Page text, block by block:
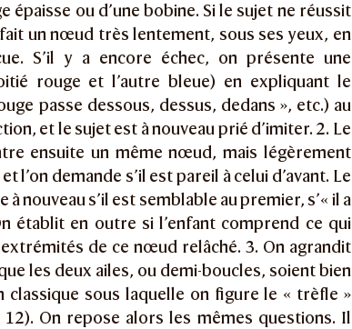
épaisse ou d’une bobine. Si le sujet ne réussit
un nœud très lentement, sous ses yeux, en
S’il y a encore échec, on présente une
rouge et l’autre bleue) en expliquant le
passe dessous, dessus, dedans », etc.) au
et le sujet est à nouveau prié d’imiter. 2. Le
ensuite un même nœud, mais légèrement
l’on demande s’il est pareil à celui d’avant. Le
nouveau s’il est semblable au premier, s’« il a
établit en outre si l’enfant comprend ce qui
de ce nœud relâché. 3. On agrandit
les deux ailes, ou demi-boucles, soient bien
sous laquelle on figure le « trèfle »
On repose alors les mêmes questions. Il